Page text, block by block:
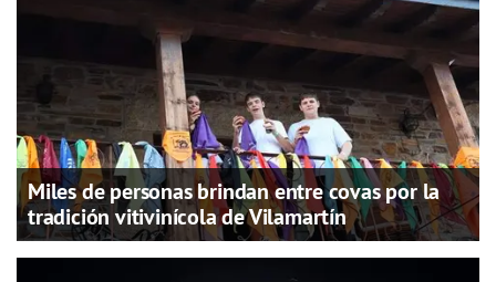
Miles de personas brindan entre covas por la
tradición vitivinícola de Vilamartín